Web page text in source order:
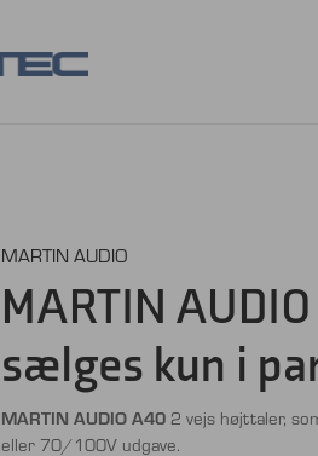
MARTIN AUDIO
MARTIN
sælges kun i
MARTIN AUDIO A40 2 vejs højttaler,
eller 70/100V udgave.